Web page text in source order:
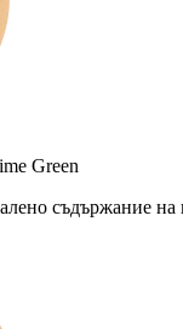
Green
съдържание на